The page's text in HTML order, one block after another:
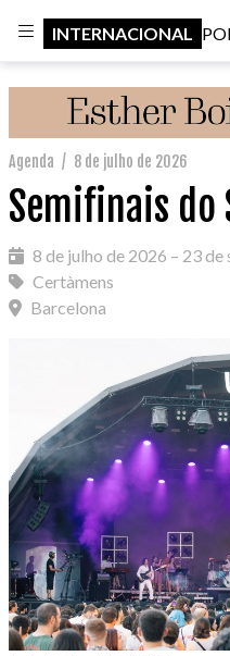
INTERNACIONAL
Agenda / 8 de julho de 2026
Semifinais do
8 de julho de 2026 – 23
Certàmens
Barcelona